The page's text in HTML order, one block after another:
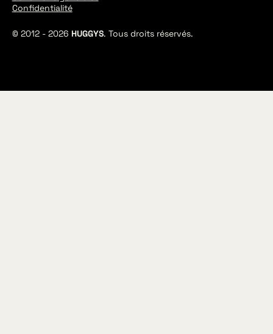
© 2012 - 2026 HUGGYS. Tous droits réservés.
Confidentialité